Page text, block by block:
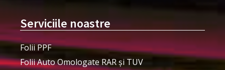
Serviciile noastre
Folii PPF
Folii Auto Omologate RAR și TUV